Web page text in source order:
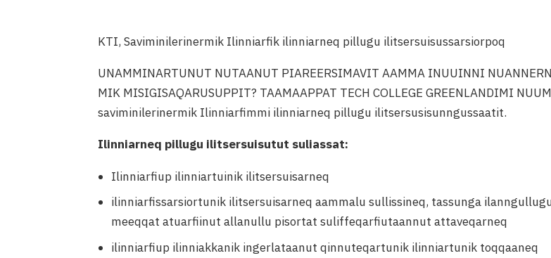
KTI, Saviminilerinermik Ilinniarfik ilinniarneq pillugu ilitsersuisussarsiorpoq
UNAMMINARTUNUT NUTAANUT PIAREERSIMAVIT AAMMA INUUINNI
MIK MISIGISAQARUSUPPIT? TAAMAAPPAT TECH COLLEGE GREENLANDIMI
saviminilerinermik Ilinniarfimmi ilinniarneq pillugu ilitsersusisunngussaatit.
Ilinniarneq pillugu ilitsersuisutut suliassat:
Ilinniarfiup ilinniartuinik ilitsersuisarneq
ilinniarfissarsiortunik ilitsersuisarneq aammalu sullissineq, tassunga
meeqqat atuarfiinut allanullu pisortat suliffeqarfiutaannut attaveqarneq
ilinniarfiup ilinniakkanik ingerlataanut qinnuteqartunik ilinniartunik toqqaaneq